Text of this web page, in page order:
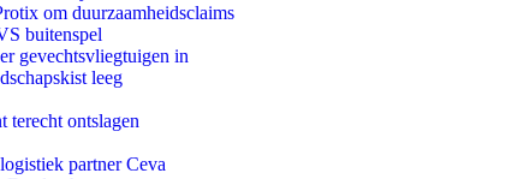
om duurzaamheidsclaims
buitenspel
gevechtsvliegtuigen in
leeg
terecht ontslagen
partner Ceva